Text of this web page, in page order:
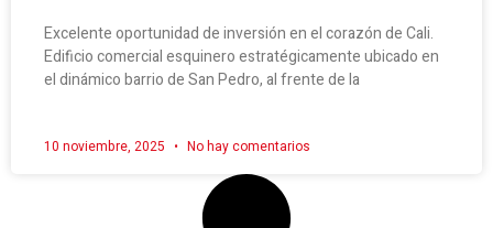
Excelente oportunidad de inversión en el corazón de Cali.
Edificio comercial esquinero estratégicamente ubicado en
el dinámico barrio de San Pedro, al frente de la
10 noviembre, 2025 No hay comentarios